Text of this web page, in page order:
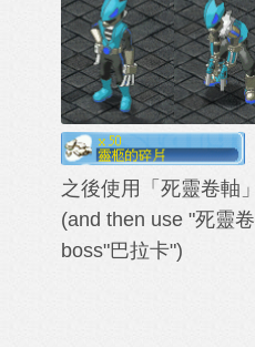
之後使用「死靈卷軸
(and then use "死靈
boss"巴拉卡")